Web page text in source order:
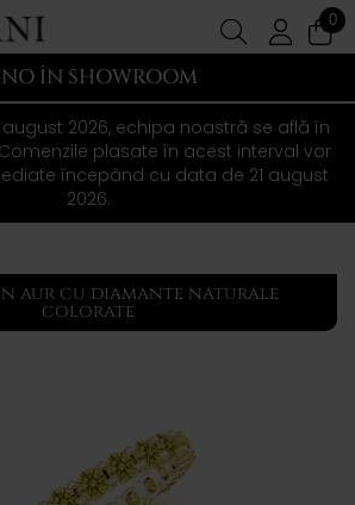
0
ÎN SHOWROOM
2026, echipa noastră se află în
plasate în acest interval vor
începând cu data de 21 august
2026.
aur cu diamante naturale
colorate